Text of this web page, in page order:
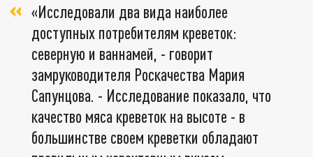
«Исследовали два вида наиболее
доступных потребителям креветок:
северную и ваннамей, - говорит
замруководителя Роскачества Мария
Сапунцова. - Исследование показало, что
качество мяса креветок на высоте - в
большинстве своем креветки обладают